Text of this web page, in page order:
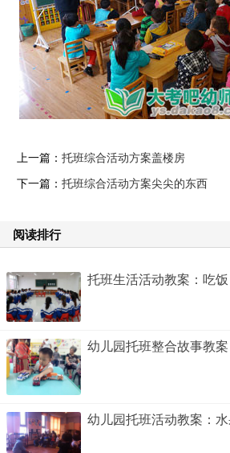
上一篇： 托班综合活动方案盖楼房
下一篇： 托班综合活动方案尖尖的东西
阅读排行
托班生活活动教案：吃饭
幼儿园托班整合故事教
幼儿园托班活动教案：